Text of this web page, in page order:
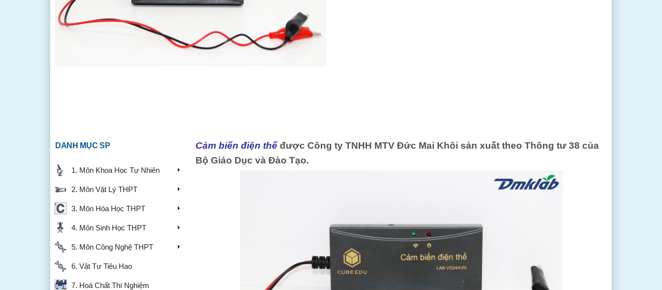
DANH MỤC SP
1. Môn Khoa Học Tự Nhiên
2. Môn Vật Lý THPT
3. Môn Hóa Học THPT
4. Môn Sinh Học THPT
5. Môn Công Nghệ THPT
6. Vật Tư Tiêu Hao
7. Hoá Chất Thí Nghiệm
Cảm biến điện thế được Công ty TNHH MTV Đức Mai Khôi sản xuất theo Thông tư 38 của
Bộ Giáo Dục và Đào Tạo.